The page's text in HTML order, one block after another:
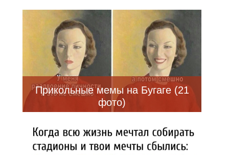
Прикольные мемы на Бугаге (21
фото)